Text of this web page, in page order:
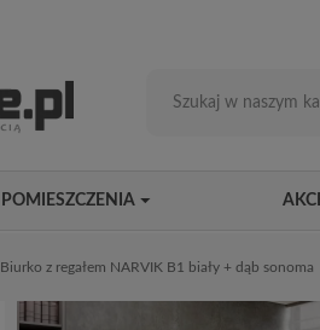
POMIESZCZENIA
Biurko z regałem NARVIK B1 biały + dąb sonoma